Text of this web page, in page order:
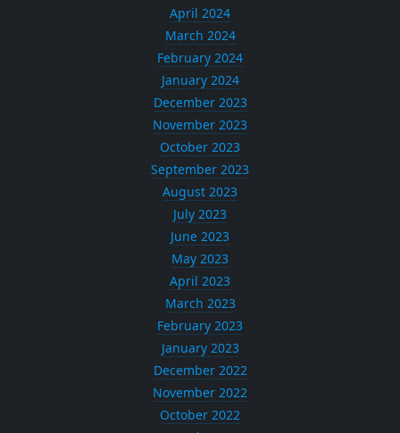
April 2024
March 2024
February 2024
January 2024
December 2023
November 2023
October 2023
September 2023
August 2023
July 2023
June 2023
May 2023
April 2023
March 2023
February 2023
January 2023
December 2022
November 2022
October 2022